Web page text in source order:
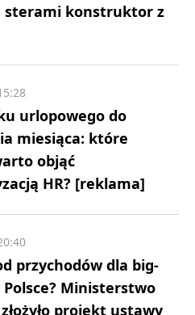
sterami konstruktor z
urlopowego do
miesiąca: które
objąć
HR? [reklama]
przychodów dla big-
Ministerstwo
projekt ustawy